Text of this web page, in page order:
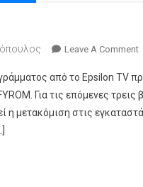
Leave A Comment
από το Epsilon TV
Για τις επόμενες
η μετακόμιση στις